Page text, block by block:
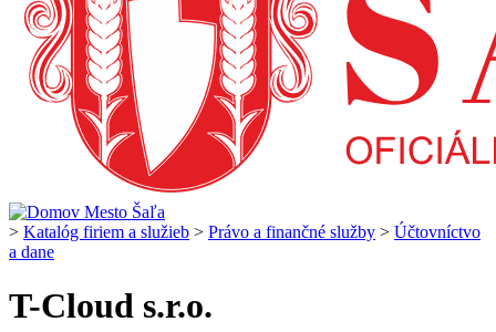
> Katalóg firiem a služieb > Právo a finančné služby > Účtovníctvo
a dane
T-Cloud s.r.o.